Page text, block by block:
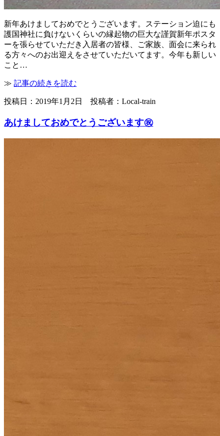
新年あけましておめでとうございます。ステーション迫にも
護国神社に負けないくらいの縁起物の巨大な謹賀新年ポスタ
ーを張らせていただき入居者の皆様、ご家族、面会に来られ
る方々へのお出迎えをさせていただいてます。今年も新しい
こと…
≫ 記事の続きを読む
投稿日：2019年1月2日 投稿者：Local-train
あけましておめでとうございます㊗️